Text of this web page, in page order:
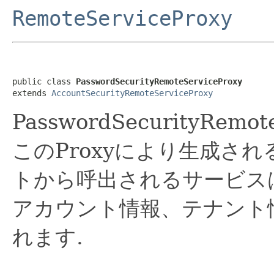
RemoteServiceProxy
public class PasswordSecurityRemoteServiceProxy
extends AccountSecurityRemoteServiceProxy
このProxyにより生成され
トから呼出されるサービス
アカウント情報、テナン
れます.